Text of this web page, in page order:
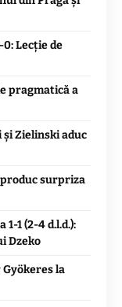
Lecție de
pragmatică a
și Zielinski aduc
produc surpriza
1 (2-4 d.l.d.):
Dzeko
Gyökeres la